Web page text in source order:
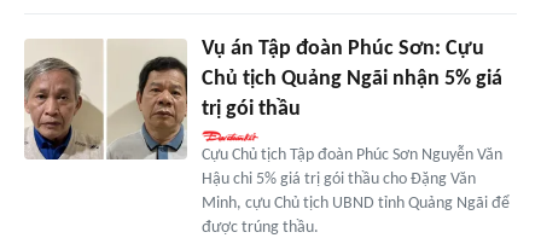
Vụ án Tập đoàn Phúc Sơn: Cựu
Chủ tịch Quảng Ngãi nhận 5% giá
trị gói thầu
Cựu Chủ tịch Tập đoàn Phúc Sơn Nguyễn Văn
Hậu chi 5% giá trị gói thầu cho Đặng Văn
Minh, cựu Chủ tịch UBND tỉnh Quảng Ngãi để
được trúng thầu.